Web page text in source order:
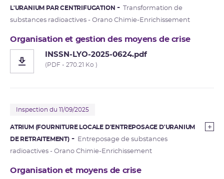
L'URANIUM PAR CENTRIFUGATION
Transformation de
substances radioactives - Orano Chimie-Enrichissement
Organisation et gestion des moyens de crise
INSSN-LYO-2025-0624.pdf
(PDF - 270.21 Ko )
Inspection du 11/09/2025
ATRIUM (FOURNITURE LOCALE D'ENTREPOSAGE D'URANIUM
DE RETRAITEMENT)
Entreposage de substances
radioactives - Orano Chimie-Enrichissement
Organisation et moyens de crise